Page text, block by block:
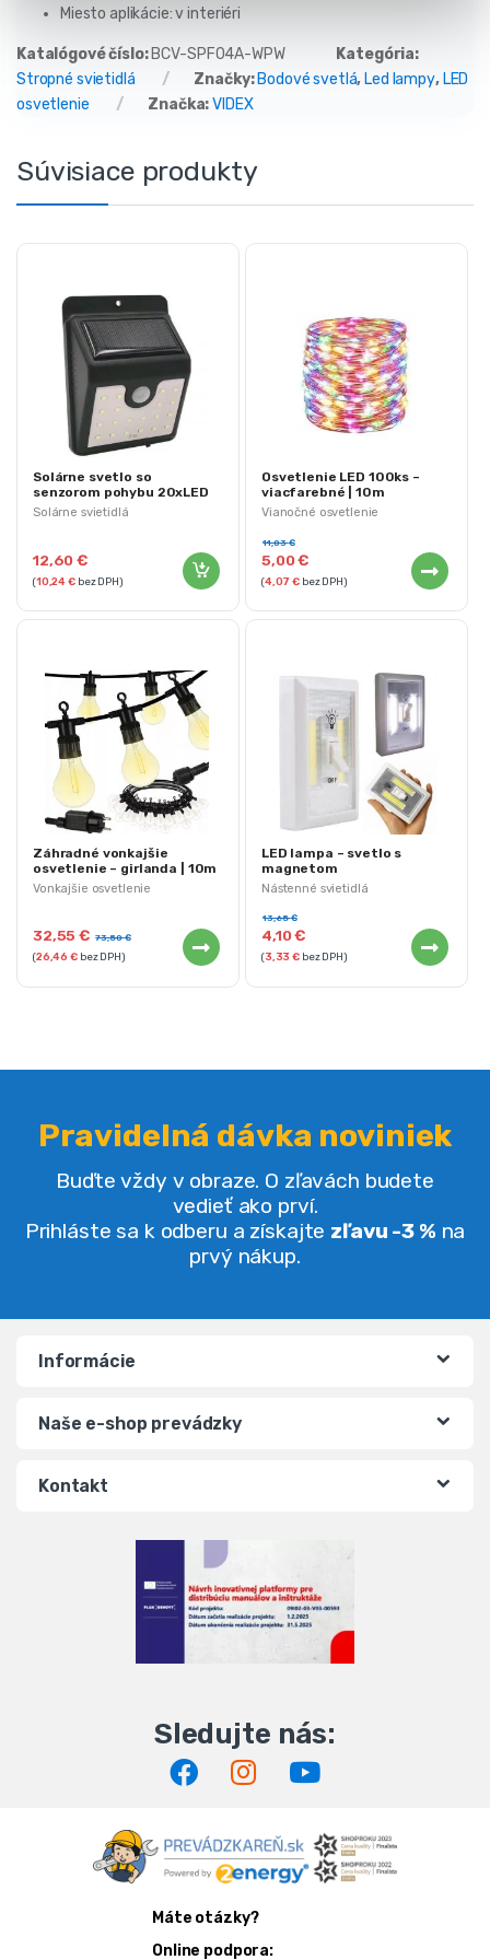
Miesto aplikácie: v interiéri
Katalógové číslo: BCV-SPF04A-WPW
Kategória:
Stropné svietidlá
Značky: Bodové svetlá, Led lampy, LED
osvetlenie
Značka:VIDEX
Súvisiace produkty
Solárne svietidlá
Solárne svetlo so
senzorom pohybu 20xLED
100lm | SL6250
12,60€
(10,24€bez DPH)
Vianočné osvetlenie
Osvetlenie LED 100ks –
viacfarebné | 10m
5,00€
11,03€
(4,07€ bez DPH)
Vonkajšie osvetlenie
Záhradné vonkajšie
osvetlenie – girlanda | 10m
32,55€ 73,50€
(26,46€bez DPH)
Nástenné svietidlá
LED lampa – svetlo s
magnetom
4,10€
13,65€
(3,33€ bez DPH)
Pravidelná dávka noviniek
Buďte vždy v obraze. O zľavách budete
vedieť ako prví.
Prihláste sa k odberu a získajte zľavu -3 % na
prvý nákup.
Informácie
Naše e-shop prevádzky
Kontakt
Máte otázky?
Online podpora: